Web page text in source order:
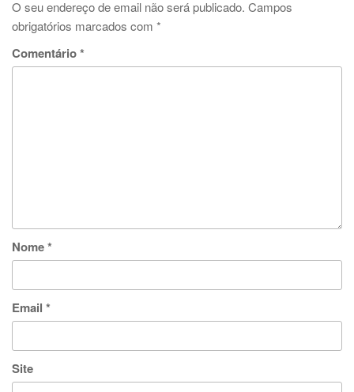
O seu endereço de email não será publicado. Campos
obrigatórios marcados com *
Comentário*
Nome*
Email *
Site